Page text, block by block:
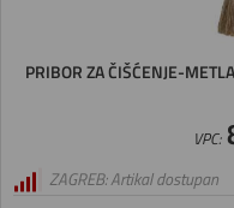
PRIBOR ZA ČIŠĆENJE-
VPC:
ZAGREB: Artikal dostupan